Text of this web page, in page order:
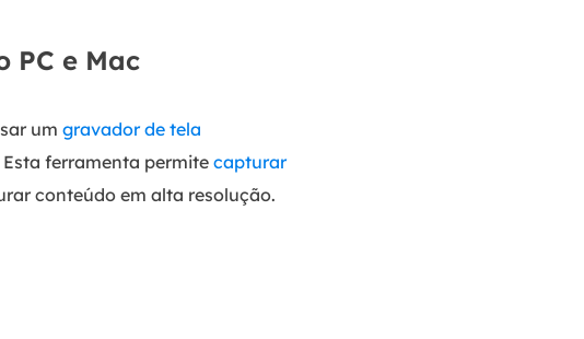
PC e Mac
um gravador de tela
Esta ferramenta permite capturar
conteúdo em alta resolução.